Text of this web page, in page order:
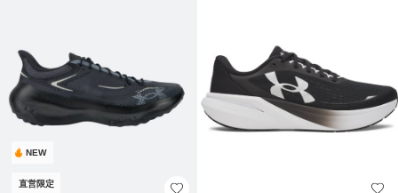
NEW
直営限定